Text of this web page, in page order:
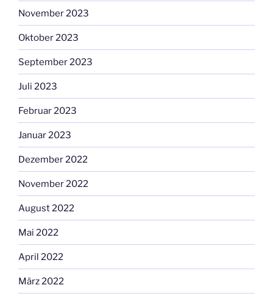
November 2023
Oktober 2023
September 2023
Juli 2023
Februar 2023
Januar 2023
Dezember 2022
November 2022
August 2022
Mai 2022
April 2022
März 2022